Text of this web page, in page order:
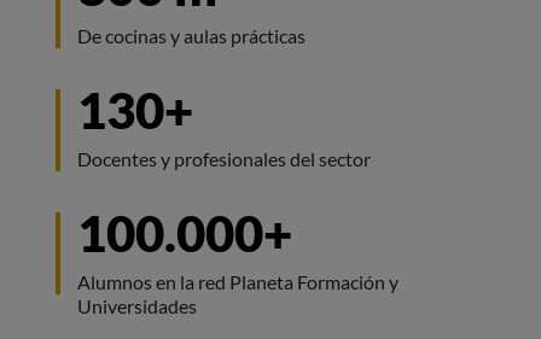
De cocinas y aulas prácticas
130+
Docentes y profesionales del sector
100.000+
Alumnos en la red Planeta Formación y
Universidades